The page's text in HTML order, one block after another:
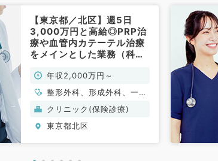
【東京都／北区】週5日
3,000万円と高給◎PRP治
療や血管内カテーテル治療
をメインとした業務（科目
年収2,000万円～
整形外科、形成外科、一般
内科、循環器内科、呼吸器
内科、内分泌・代謝内科、
外科系全般、一般外科、科
クリニック(保険診療)
東京都北区